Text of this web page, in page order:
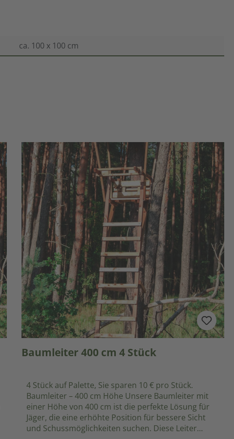
ca. 100 x 100 cm
Baumleiter 400 cm 4 Stück
4 Stück auf Palette, Sie sparen 10 € pro Stück.
Baumleiter – 400 cm Höhe Unsere Baumleiter mit
einer Höhe von 400 cm ist die perfekte Lösung für
Jäger, die eine erhöhte Position für bessere Sicht
und Schussmöglichkeiten suchen. Diese Leiter